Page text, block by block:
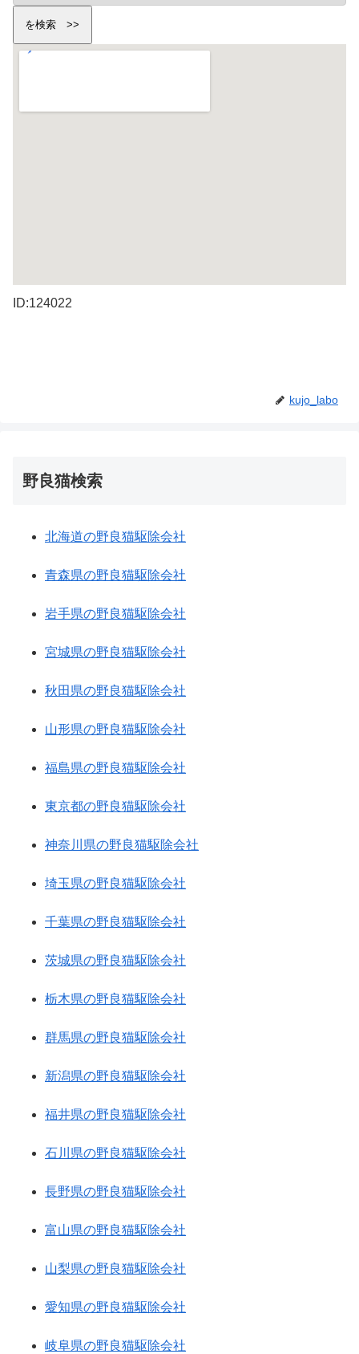
ID:124022
kujo_labo
野良猫検索
北海道の野良猫駆除会社
青森県の野良猫駆除会社
岩手県の野良猫駆除会社
宮城県の野良猫駆除会社
秋田県の野良猫駆除会社
山形県の野良猫駆除会社
福島県の野良猫駆除会社
東京都の野良猫駆除会社
神奈川県の野良猫駆除会社
埼玉県の野良猫駆除会社
千葉県の野良猫駆除会社
茨城県の野良猫駆除会社
栃木県の野良猫駆除会社
群馬県の野良猫駆除会社
新潟県の野良猫駆除会社
福井県の野良猫駆除会社
石川県の野良猫駆除会社
長野県の野良猫駆除会社
富山県の野良猫駆除会社
山梨県の野良猫駆除会社
愛知県の野良猫駆除会社
岐阜県の野良猫駆除会社